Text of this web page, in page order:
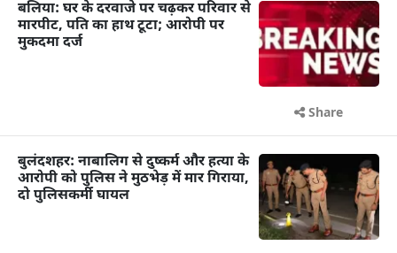
बलिया: घर के दरवाजे पर चढ़कर परिवार से
मारपीट, पति का हाथ टूटा; आरोपी पर
मुकदमा दर्ज
Share
बुलंदशहर: नाबालिग से दुष्कर्म और हत्या के
आरोपी को पुलिस ने मुठभेड़ में मार गिराया,
दो पुलिसकर्मी घायल